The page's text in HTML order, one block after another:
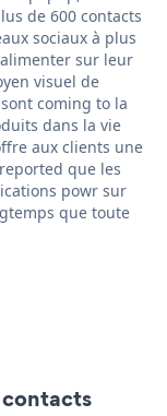
de 600 contacts
sociaux à plus
sur leur
visuel de
coming to la
dans la vie
aux clients une
que les
powr sur
que toute